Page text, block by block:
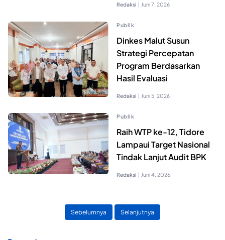
Redaksi | Juni 7, 2026
Publik
Dinkes Malut Susun
Strategi Percepatan
Program Berdasarkan
Hasil Evaluasi
Redaksi | Juni 5, 2026
Publik
Raih WTP ke-12, Tidore
Lampaui Target Nasional
Tindak Lanjut Audit BPK
Redaksi | Juni 4, 2026
Sebelumnya Selanjutnya